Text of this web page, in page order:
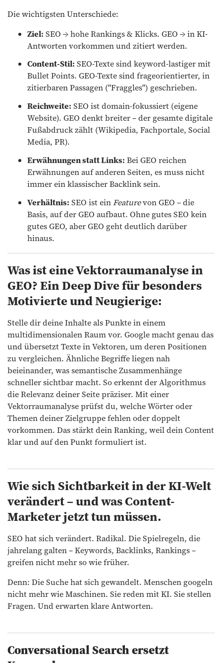
Die wichtigsten Unterschiede:
Ziel: SEO → hohe Rankings & Klicks. GEO → in KI-
Antworten vorkommen und zitiert werden.
Content-Stil: SEO-Texte sind keyword-lastiger mit
Bullet Points. GEO-Texte sind frageorientierter, in
zitierbaren Passagen ("Fraggles") geschrieben.
Reichweite: SEO ist domain-fokussiert (eigene
Website). GEO denkt breiter – der gesamte digitale
Fußabdruck zählt (Wikipedia, Fachportale, Social
Media, PR).
Erwähnungen statt Links: Bei GEO reichen
Erwähnungen auf anderen Seiten, es muss nicht
immer ein klassischer Backlink sein.
Verhältnis: SEO ist einFeaturevon GEO – die
Basis, auf der GEO aufbaut. Ohne gutes SEO kein
gutes GEO, aber GEO geht deutlich darüber
hinaus.
Was ist eine Vektorraumanalyse in
GEO? Ein Deep Dive für besonders
Motivierte und Neugierige:
Stelle dir deine Inhalte als Punkte in einem
multidimensionalen Raum vor. Google macht genau das
und übersetzt Texte in Vektoren, um deren Positionen
zu vergleichen. Ähnliche Begriffe liegen nah
beieinander, was semantische Zusammenhänge
schneller sichtbar macht. So erkennt der Algorithmus
die Relevanz deiner Seite präziser. Mit einer
Vektorraumanalyse prüfst du, welche Wörter oder
Themen deiner Zielgruppe fehlen oder doppelt
vorkommen. Das stärkt dein Ranking, weil dein Content
klar und auf den Punkt formuliert ist.
Wie sich Sichtbarkeit in der KI-Welt
verändert – und was Content-
Marketer jetzt tun müssen.
SEO hat sich verändert. Radikal. Die Spielregeln, die
jahrelang galten – Keywords, Backlinks, Rankings –
greifen nicht mehr so wie früher.
Denn: Die Suche hat sich gewandelt. Menschen googeln
nicht mehr wie Maschinen. Sie reden mit KI. Sie stellen
Fragen. Und erwarten klare Antworten.
Conversational Search ersetzt